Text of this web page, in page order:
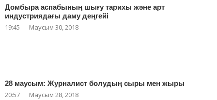
Домбыра аспабының шығу тарихы және арт
индустриядағы даму деңгейі
19:45 Маусым 30, 2018
28 маусым: Журналист болудың сыры мен жыры
20:57 Маусым 28, 2018